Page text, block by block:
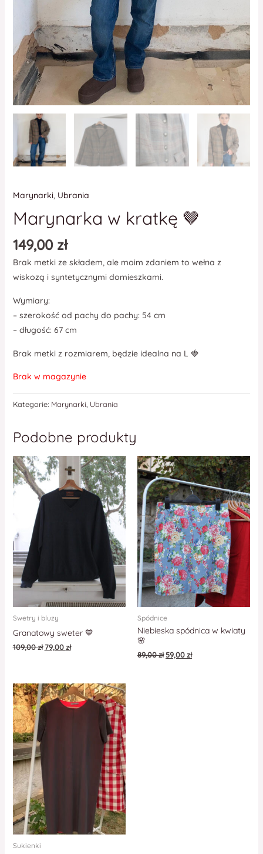
Marynarki, Ubrania
Marynarka w kratkę 🤎
149,00 zł
Brak metki ze składem, ale moim zdaniem to wełna z
wiskozą i syntetycznymi domieszkami.
Wymiary:
– szerokość od pachy do pachy: 54 cm
– długość: 67 cm
Brak metki z rozmiarem, będzie idealna na L 🍓
Brak w magazynie
Kategorie: Marynarki, Ubrania
Podobne produkty
Swetry i bluzy
Granatowy sweter 💙
109,00zł 79,00zł
Spódnice
Niebieska spódnica w kwiaty
🌸
89,00zł59,00zł
Sukienki